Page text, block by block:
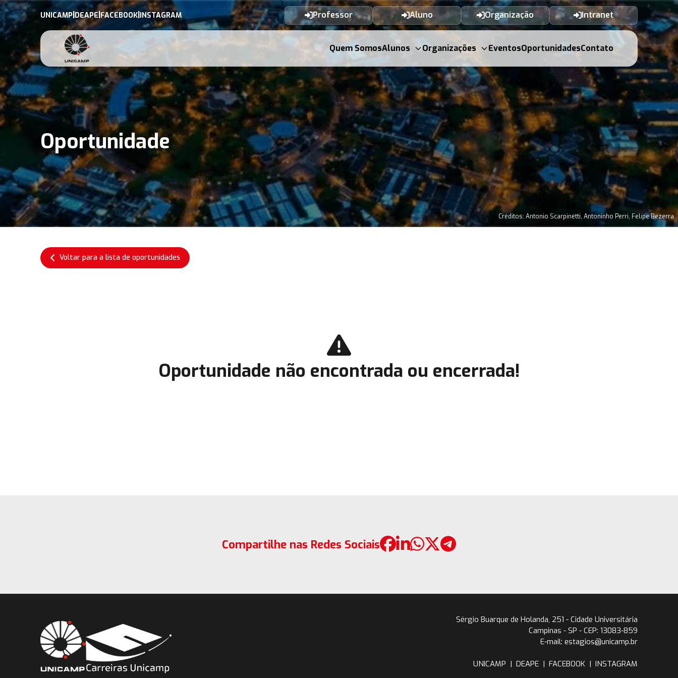
UNICAMP DEAPE|FACEBOOK INSTAGRAM Professor Aluno Organização Intranet
Quem SomosAlunos Organizações EventosOportunidadesContato
Oportunidade
Créditos: Antonio Scarpinetti, Antoninho Perri, Felipe Bezerra
Voltar para a lista de oportunidades
Oportunidade não encontrada ou encerrada!
Compartilhe nas Redes Sociais
Sérgio Buarque de Holanda, 251 - Cidade Universitária
Campinas - SP - CEP: 13083-859
E-mail: estagios@unicamp.br
UNICAMP | DEAPE | FACEBOOK | INSTAGRAM